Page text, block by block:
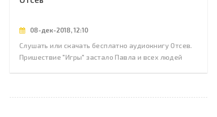
08-дек-2018, 12:10
Слушать или скачать бесплатно аудиокнигу Отсев.
Пришествие "Игры" застало Павла и всех людей